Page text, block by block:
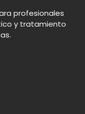
profesionales
y tratamiento